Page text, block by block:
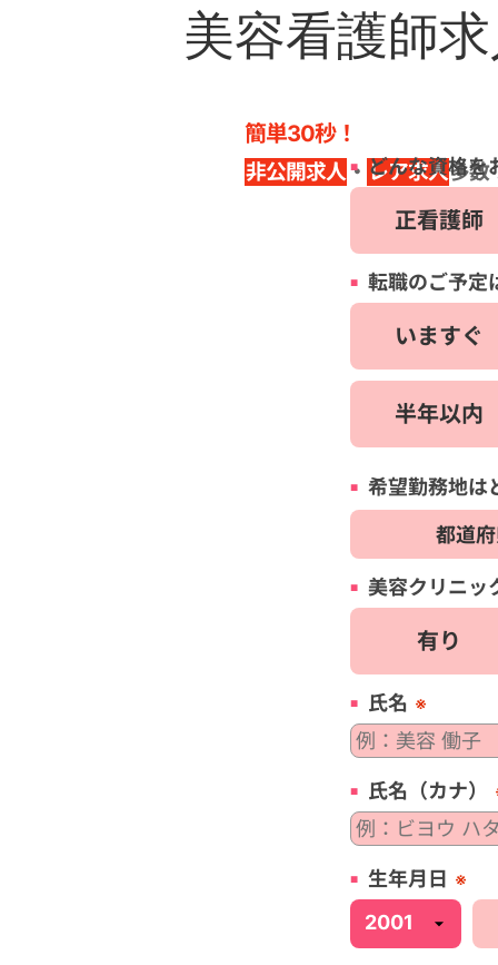
美容看護師
簡単30秒！
非公開求人・ レア求人多数
どんな資格を
正看護師
転職のご予定
いますぐ
半年以内
希望勤務地は
美容クリニッ
有り
氏名 ※
氏名（カナ）
生年月日 ※